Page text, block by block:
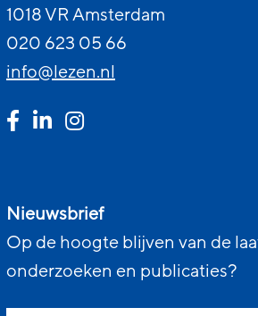
1018 VR Amsterdam
020 623 05 66
info@lezen.nl
Nieuwsbrief
Op de hoogte blijven van de
onderzoeken en publicaties?